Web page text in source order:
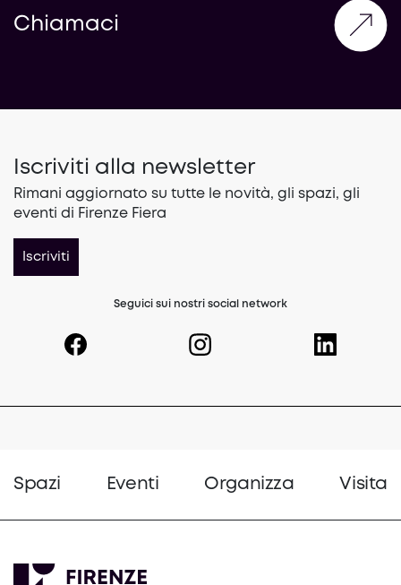
Chiamaci
Iscriviti alla newsletter
Rimani aggiornato su tutte le novità, gli spazi, gli
eventi di Firenze Fiera
Iscriviti
Seguici sui nostri social network
(opens in a new tab)(opens in a new tab)(opens in a
Spazi Eventi Organizza Visita